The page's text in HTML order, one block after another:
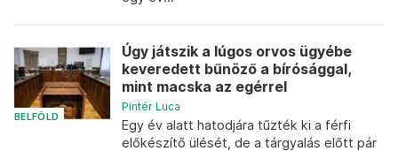
BELFÖLD
Úgy játszik a lúgos orvos ügyébe
keveredett bűnöző a bírósággal,
mint macska az egérrel
Pintér Luca
Egy év alatt hatodjára tűzték ki a férfi
előkészítő ülését, de a tárgyalás előtt pár